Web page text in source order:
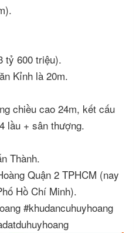
tỷ 600 triệu).
Kỉnh là 20m.
chiều cao 24m, kết cấu
lầu + sân thượng.
Thành.
Quận 2 TPHCM (nay
Hồ Chí Minh).
#khudancuhuyhoang